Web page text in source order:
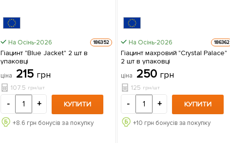
На Осінь-2026 186352
Гіацинт "Blue Jacket" 2 шт в
упаковці
ціна 215 грн
107.5 грн/шт
- + КУПИТИ
+8.6 грн бонусів за покупку
На Осінь-2026 186362
Гіацинт махровий "Crystal Palace"
2 шт в упаковці
ціна 250 грн
125 грн/шт
- + КУПИТИ
+10 грн бонусів за покупку